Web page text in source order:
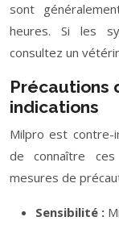
sont
heures. Si les
consultez un
Précautions
indications
Milpro est contre-
de connaître
mesures de
Sensibilité :